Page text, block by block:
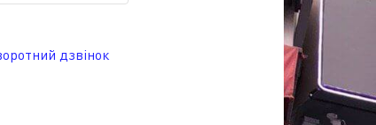
дзвінок